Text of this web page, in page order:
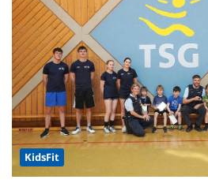
KidsFit